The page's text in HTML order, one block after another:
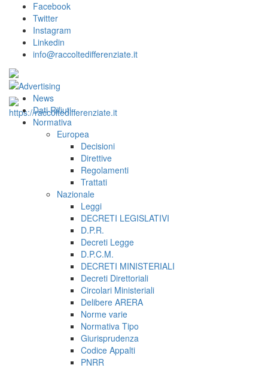
Facebook
Twitter
Instagram
Linkedin
info@raccoltedifferenziate.it
News
Dati Rifiuti
Normativa
Europea
Decisioni
Direttive
Regolamenti
Trattati
Nazionale
Leggi
DECRETI LEGISLATIVI
D.P.R.
Decreti Legge
D.P.C.M.
DECRETI MINISTERIALI
Decreti Direttoriali
Circolari Ministeriali
Delibere ARERA
Norme varie
Normativa Tipo
Giurisprudenza
Codice Appalti
PNRR